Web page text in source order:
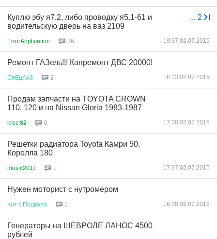
... 2
Куплю эбу я7.2, либо проводку я5.1-61 и
водительскую дверь на ваз 2109
ErrorApplication 36 19:37 02.07.2015
Ремонт ГАЗель!!! Капремонт ДВС 20000!
СпЕцАаЗ 2 18:23 02.07.2015
Продам запчасти на TOYOTA CROWN
110, 120 и на Nissan Gloria 1983-1987
krec 82 0 17:38 02.07.2015
Решетки радиатора Toyota Камри 50,
Королла 180
music2011 1 17:37 02.07.2015
Нужен моторист с нутромером
Кот с Подвала 1 16:38 02.07.2015
Генераторы на ШЕВРОЛЕ ЛАНОС 4500
рублей